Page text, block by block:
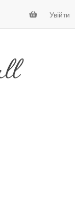
Увійти